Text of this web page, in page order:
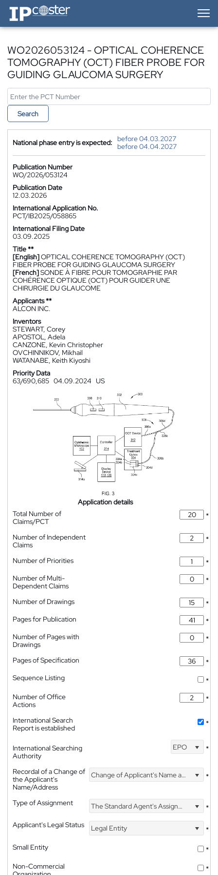
IP-Coster — Home
WO2026053124 - OPTICAL COHERENCE
TOMOGRAPHY (OCT) FIBER PROBE FOR
GUIDING GLAUCOMA SURGERY
Search
National phase entry is expected:
before 04.03.2027
before 04.04.2027
Publication Number
WO/2026/053124
Publication Date
12.03.2026
International Application No.
PCT/IB2025/058865
International Filing Date
03.09.2025
Title **
[English]OPTICAL COHERENCE TOMOGRAPHY (OCT)
FIBER PROBE FOR GUIDING GLAUCOMA SURGERY
[French]SONDE À FIBRE POUR TOMOGRAPHIE PAR
COHÉRENCE OPTIQUE (OCT) POUR GUIDER UNE
CHIRURGIE DU GLAUCOME
Applicants **
ALCON INC.
Inventors
STEWART, Corey
APOSTOL, Adela
CANZONE, Kevin Christopher
OVCHINNIKOV, Mikhail
WATANABE, Keith Kiyoshi
Priority Data
63/690,685 04.09.2024 US
Application details
Total Number of
Claims/PCT
*
Number of Independent
Claims
*
Number of Priorities
*
Number of Multi-
Dependent Claims
*
Number of Drawings
*
Pages for Publication
*
Number of Pages with
Drawings
*
Pages of Specification
*
Sequence Listing
*
Number of Office
Actions
*
International Search
Report is established
*
International Searching
Authority
EPO *
Recordal of a Change of
the Applicant's
Name/Address
Change of Applicant's Name and Address *
Type of Assignment The Standard Agent's Assignment
*
Applicant's Legal Status
Legal Entity
*
Small Entity
*
Non-Commercial
*